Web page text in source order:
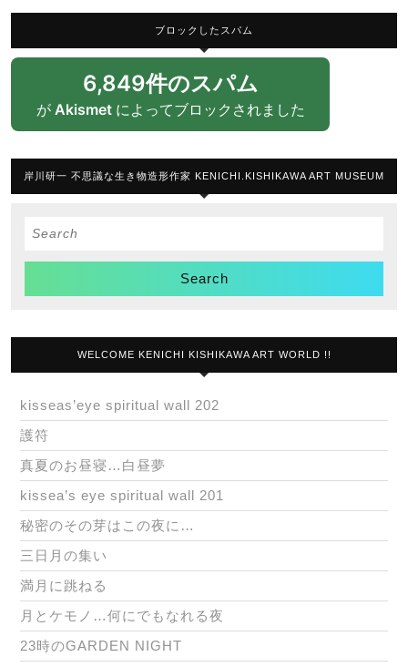
ブロックしたスパム
6,849件のスパム
が Akismetによってブロックされました
岸川研一 不思議な生き物造形作家 KENICHI.KISHIKAWA ART MUSEUM
Search
WELCOME KENICHI KISHIKAWA ART WORLD !!
kisseas’eye spiritual wall 202
護符
真夏のお昼寝…白昼夢
kissea’s eye spiritual wall 201
秘密のその芽はこの夜に…
三日月の集い
満月に跳ねる
月とケモノ…何にでもなれる夜
23時のGARDEN NIGHT